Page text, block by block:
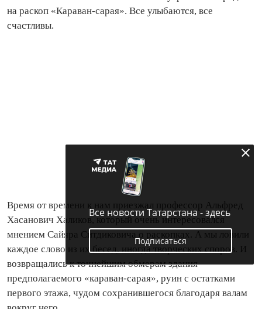
на раскоп «Караван-сарая». Все улыбаются, все
счастливы.
Время от времени к нам приезжал профессор Альфред
Хасанович Халиков, который очень интересовался
мнением Сайяра Ситдиковича о раскопках. А мы ловили
каждое слово из их бесед, иногда творческих споров. И
возвращались к точнейшим обмерам здания
предполагаемого «караван-сарая», руин с остатками
первого этажа, чудом сохранившегося благодаря валам
Все новости Татарстана - здесь
Подписаться